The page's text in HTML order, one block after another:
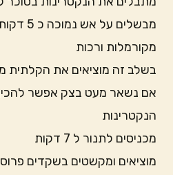
מבשלים
מקורמלות ורכות
בשלב זה מוציאים את הקלתית
אם נשאר מעט בצק אפשר
הנקטרינות
מכניסים לתנור ל 7 דקות